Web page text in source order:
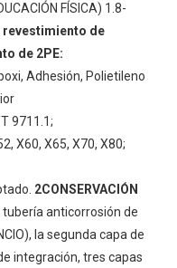
FÍSICA) 1.8-
revestimiento de
de 2PE:
Adhesión, Polietileno
9711.1;
X60, X65, X70, X80;
2CONSERVACIÓN
anticorrosión de
la segunda capa de
integración, tres capas